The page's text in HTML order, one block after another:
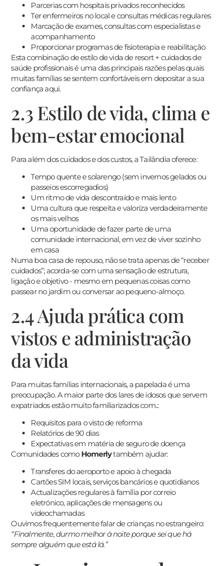
Parcerias com hospitais privados reconhecidos
Ter enfermeiros no local e consultas médicas regulares
Marcação de exames, consultas com especialistas e
acompanhamento
Proporcionar programas de fisioterapia e reabilitação
Esta combinação de estilo de vida de resort + cuidados de
saúde profissionais é uma das principais razões pelas quais
muitas famílias se sentem confortáveis em depositar a sua
confiança aqui.
2.3 Estilo de vida, clima e
bem-estar emocional
Para além dos cuidados e dos custos, a Tailândia oferece:
Tempo quente e solarengo (sem invernos gelados ou
passeios escorregadios)
Um ritmo de vida descontraído e mais lento
Uma cultura que respeita e valoriza verdadeiramente
os mais velhos
Uma oportunidade de fazer parte de uma
comunidade internacional, em vez de viver sozinho
em casa
Numa boa casa de repouso, não se trata apenas de “receber
cuidados”; acorda-se com uma sensação de estrutura,
ligação e objetivo - mesmo em pequenas coisas como
passear no jardim ou conversar ao pequeno-almoço.
2.4 Ajuda prática com
vistos e administração
da vida
Para muitas famílias internacionais, a papelada é uma
preocupação. A maior parte dos lares de idosos que servem
expatriados estão muito familiarizados com..:
Requisitos para o visto de reforma
Relatórios de 90 dias
Expectativas em matéria de seguro de doença
Comunidades como Homerlytambém ajudar:
Transferes do aeroporto e apoio à chegada
Cartões SIM locais, serviços bancários e quotidianos
Actualizações regulares à família por correio
eletrónico, aplicações de mensagens ou
videochamadas
Ouvimos frequentemente falar de crianças no estrangeiro:
“Finalmente, durmo melhor à noite porque sei que há
sempre alguém que está lá.”
Italiano
日本語
Suomi
Español
한국어
עִבְרִית